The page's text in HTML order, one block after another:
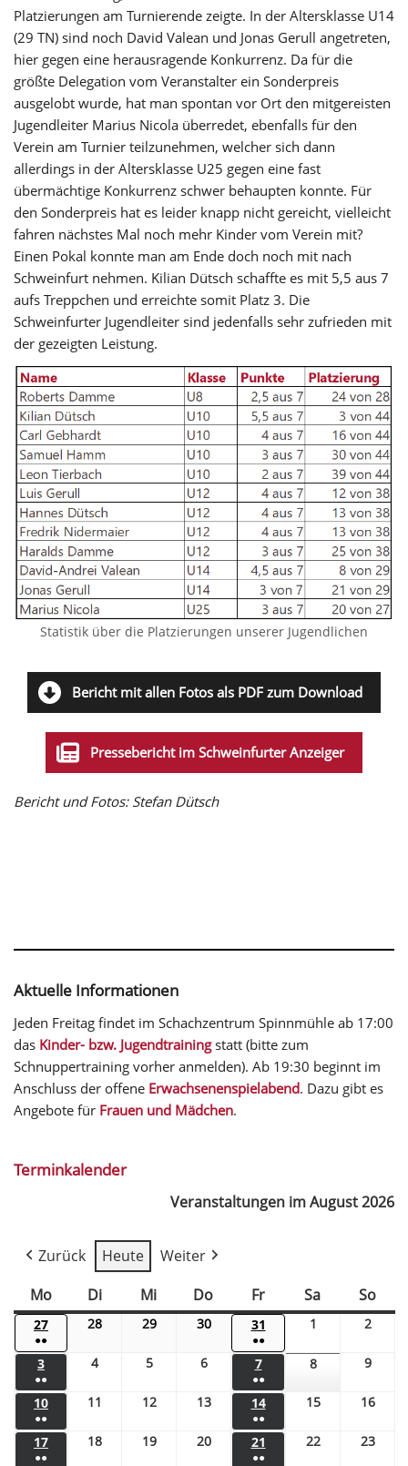
Platzierungen am Turnierende zeigte. In der Altersklasse U14
(29 TN) sind noch David Valean und Jonas Gerull angetreten,
hier gegen eine herausragende Konkurrenz. Da für die
größte Delegation vom Veranstalter ein Sonderpreis
ausgelobt wurde, hat man spontan vor Ort den mitgereisten
Jugendleiter Marius Nicola überredet, ebenfalls für den
Verein am Turnier teilzunehmen, welcher sich dann
allerdings in der Altersklasse U25 gegen eine fast
übermächtige Konkurrenz schwer behaupten konnte. Für
den Sonderpreis hat es leider knapp nicht gereicht, vielleicht
fahren nächstes Mal noch mehr Kinder vom Verein mit?
Einen Pokal konnte man am Ende doch noch mit nach
Schweinfurt nehmen. Kilian Dütsch schaffte es mit 5,5 aus 7
aufs Treppchen und erreichte somit Platz 3. Die
Schweinfurter Jugendleiter sind jedenfalls sehr zufrieden mit
der gezeigten Leistung.
Statistik über die Platzierungen unserer Jugendlichen
Bericht mit allen Fotos als PDF zum Download
Pressebericht im Schweinfurter Anzeiger
Bericht und Fotos: Stefan Dütsch
Aktuelle Informationen
Jeden Freitag findet im Schachzentrum Spinnmühle ab 17:00
das Kinder- bzw. Jugendtrainingstatt (bitte zum
Schnuppertraining vorher anmelden). Ab 19:30 beginnt im
Anschluss der offene Erwachsenenspielabend. Dazu gibt es
Angebote für Frauen und Mädchen.
Terminkalender
Veranstaltungen im August 2026
Zurück Heute
Weiter
Mo
Di Mi Do Fr Sa So
27
●●
28 29 30 31
●●
1 2
3
●●
4 5 6 7
●●
8 9
10
●●
11 12 13 14
●●
15 16
17
●●
18 19 20 21
●●
22 23